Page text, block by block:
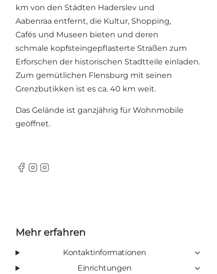
km von den Städten Haderslev und
Aabenraa entfernt, die Kultur, Shopping,
Cafés und Museen bieten und deren
schmale kopfsteingepflasterte Straßen zum
Erforschen der historischen Stadtteile einladen.
Zum gemütlichen Flensburg mit seinen
Grenzbutikken ist es ca. 40 km weit.
Das Gelände ist ganzjährig für Wohnmobile
geöffnet.
Facebook
Instagram
Instagram
Mehr erfahren
Kontaktinformationen
Einrichtungen